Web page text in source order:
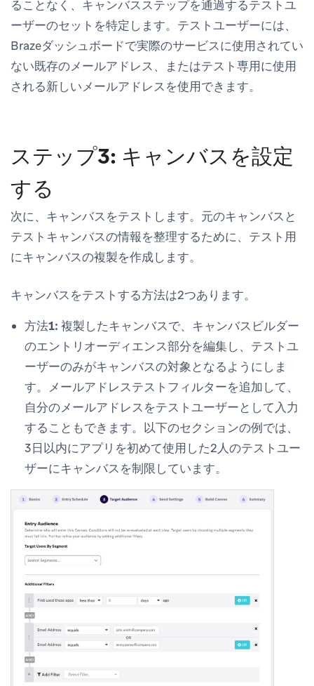
ることなく、キャンバスステップを通過するテストユ
ーザーのセットを特定します。テストユーザーには、
Brazeダッシュボードで実際のサービスに使用されてい
ない既存のメールアドレス、またはテスト専用に使用
される新しいメールアドレスを使用できます。
ステップ3: キャンバスを設定
する
次に、キャンバスをテストします。元のキャンバスと
テストキャンバスの情報を整理するために、テスト用
にキャンバスの複製を作成します。
キャンバスをテストする方法は2つあります。
方法1: 複製したキャンバスで、キャンバスビルダー
のエントリオーディエンス部分を編集し、テストユ
ーザーのみがキャンバスの対象となるようにしま
す。 メールアドレステストフィルターを追加して、
自分のメールアドレスをテストユーザーとして入力
することもできます。以下のセクションの例では、
3日以内にアプリを初めて使用した2人のテストユー
ザーにキャンバスを制限しています。